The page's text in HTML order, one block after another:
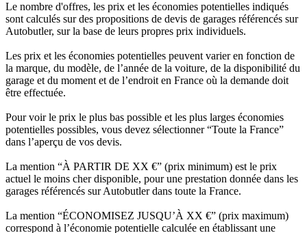
Le nombre d'offres, les prix et les économies potentielles indiqués
sont calculés sur des propositions de devis de garages référencés sur
Autobutler, sur la base de leurs propres prix individuels.
Les prix et les économies potentielles peuvent varier en fonction de
la marque, du modèle, de l’année de la voiture, de la disponibilité du
garage et du moment et de l’endroit en France où la demande doit
être effectuée.
Pour voir le prix le plus bas possible et les plus larges économies
potentielles possibles, vous devez sélectionner “Toute la France”
dans l’aperçu de vos devis.
La mention “À PARTIR DE XX €” (prix minimum) est le prix
actuel le moins cher disponible, pour une prestation donnée dans les
garages référencés sur Autobutler dans toute la France.
La mention “ÉCONOMISEZ JUSQU’À XX €” (prix maximum)
correspond à l’économie potentielle calculée en établissant une